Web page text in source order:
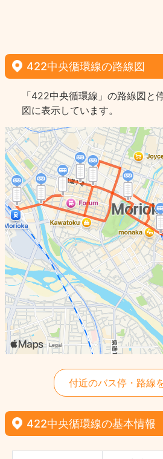
422中央循環線の路線図
「422中央循環線」の路線図と
図に表示しています。
付近のバス停・路線
422中央循環線の基本情報